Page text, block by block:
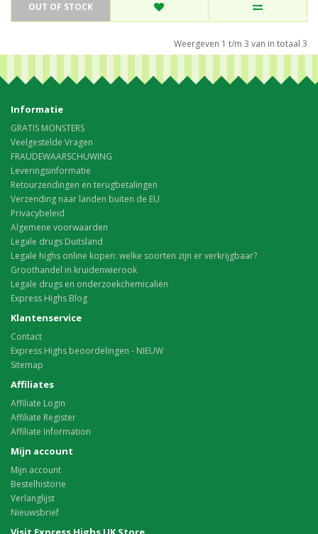
OUT OF STOCK
Weergeven 1 t/m 3 van in totaal 3
Informatie
GRATIS MONSTERS
Veelgestelde Vragen
FRAUDEWAARSCHUWING
Leveringsinformatie
Retourzendingen en terugbetalingen
Verzending naar landen buiten de EU
Privacybeleid
Algemene voorwaarden
Legale drugs Duitsland
Legale highs online kopen: welke soorten zijn er verkrijgbaar?
Groothandel in kruidenwierook
Legale drugs en onderzoekchemicaliën
Express Highs Blog
Klantenservice
Contact
Express Highs beoordelingen - NIEUW
Sitemap
Affiliates
Affiliate Login
Affiliate Register
Affiliate Information
Mijn account
Mijn account
Bestelhistorie
Verlanglijst
Nieuwsbrief